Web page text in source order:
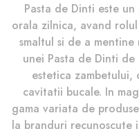
Pasta de Dinti este
orala zilnica, avand
smaltul si de a
unei Pasta de Dinti
estetica zambetului,
cavitatii bucale. In
gama variata de
la branduri recunoscute